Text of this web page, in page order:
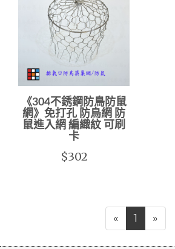
《304不銹鋼防鳥防鼠
網》免打孔 防鳥網 防
鼠進入網 編織紋 可刷
卡
$302
« 1 »